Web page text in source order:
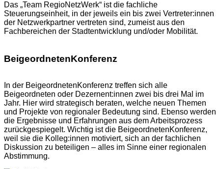
Das „Team RegioNetzWerk“ ist die fachliche
Steuerungseinheit, in der jeweils ein bis zwei Vertreter:innen
der Netzwerkpartner vertreten sind, zumeist aus den
Fachbereichen der Stadtentwicklung und/oder Mobilität.
BeigeordnetenKonferenz
In der BeigeordnetenKonferenz treffen sich alle
Beigeordneten oder Dezernent:innen zwei bis drei Mal im
Jahr. Hier wird strategisch beraten, welche neuen Themen
und Projekte von regionaler Bedeutung sind. Ebenso werden
die Ergebnisse und Erfahrungen aus dem Arbeitsprozess
zurückgespiegelt. Wichtig ist die BeigeordnetenKonferenz,
weil sie die Kolleg:innen motiviert, sich an der fachlichen
Diskussion zu beteiligen – alles im Sinne einer regionalen
Abstimmung.